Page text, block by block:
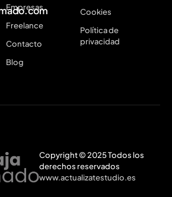
Empresas
Freelance
Contacto
Blog
Cookies
Política de
privacidad
Copyright © 2025 Todos los
derechos reservados
www.actualizatestudio.es